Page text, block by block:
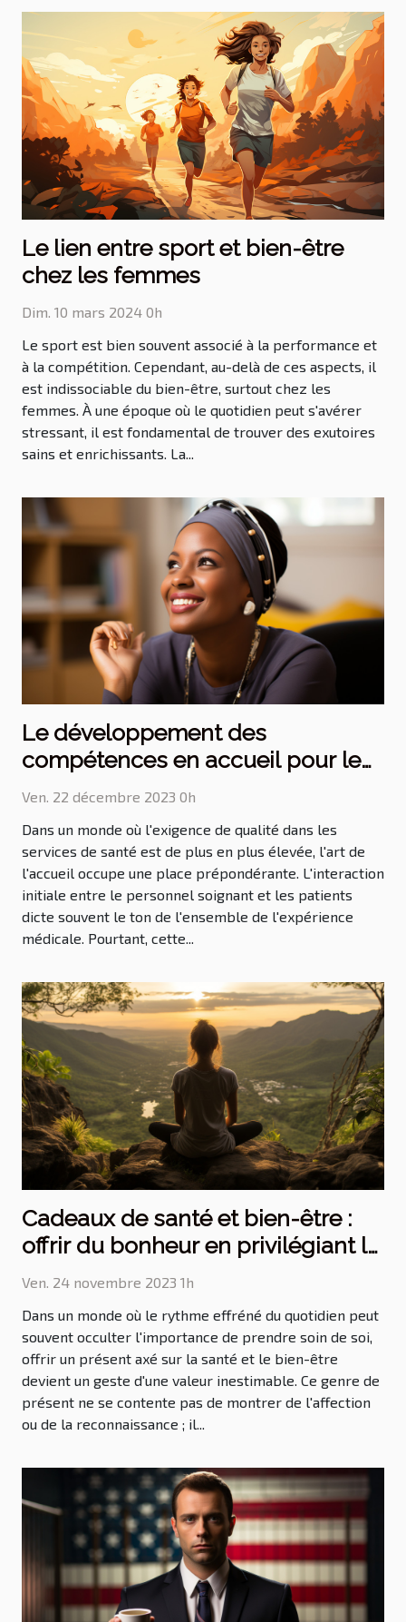
Le lien entre sport et bien-être
chez les femmes
Dim. 10 mars 2024 0h
Le sport est bien souvent associé à la performance et
à la compétition. Cependant, au-delà de ces aspects, il
est indissociable du bien-être, surtout chez les
femmes. À une époque où le quotidien peut s'avérer
stressant, il est fondamental de trouver des exutoires
sains et enrichissants. La...
Le développement des
compétences en accueil pour le
personnel soignant
Ven. 22 décembre 2023 0h
Dans un monde où l'exigence de qualité dans les
services de santé est de plus en plus élevée, l'art de
l'accueil occupe une place prépondérante. L'interaction
initiale entre le personnel soignant et les patients
dicte souvent le ton de l'ensemble de l'expérience
médicale. Pourtant, cette...
Cadeaux de santé et bien-être :
offrir du bonheur en privilégiant la
santé
Ven. 24 novembre 2023 1h
Dans un monde où le rythme effréné du quotidien peut
souvent occulter l'importance de prendre soin de soi,
offrir un présent axé sur la santé et le bien-être
devient un geste d'une valeur inestimable. Ce genre de
présent ne se contente pas de montrer de l'affection
ou de la reconnaissance ; il...